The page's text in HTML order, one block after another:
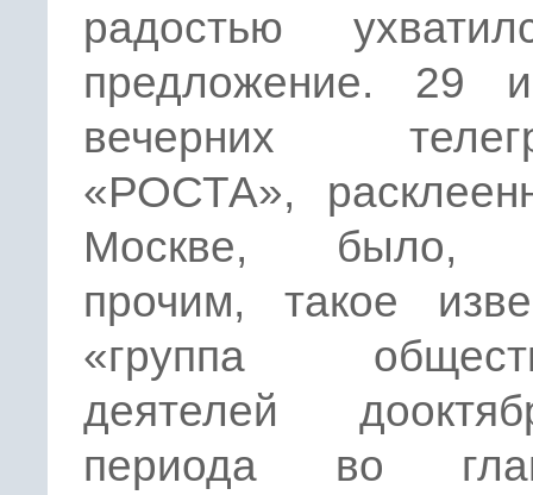
радостью
предложение. 29
вечерних
«РОСТА»,
Москве, было,
прочим, такое
«группа
деятелей
периода во